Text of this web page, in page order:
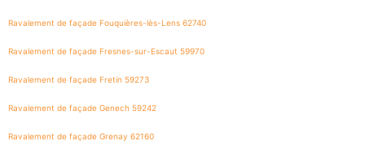
Ravalement de façade Fouquières-lès-Lens 62740
Ravalement de façade Fresnes-sur-Escaut 59970
Ravalement de façade Fretin 59273
Ravalement de façade Genech 59242
Ravalement de façade Grenay 62160